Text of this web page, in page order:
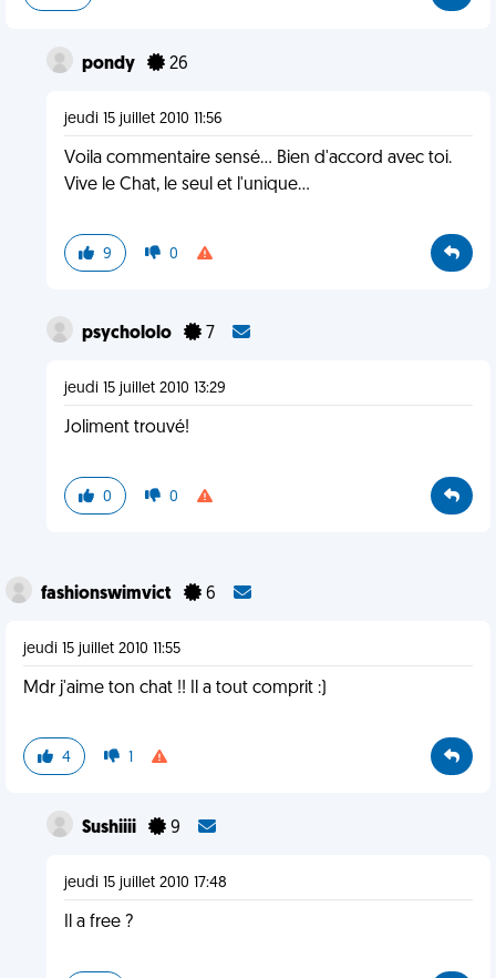
pondy 26
jeudi 15 juillet 2010 11:56
Voila commentaire sensé... Bien d'accord avec toi.
Vive le Chat, le seul et l'unique...
9 0
psychololo 7
jeudi 15 juillet 2010 13:29
Joliment trouvé!
0 0
fashionswimvict 6
jeudi 15 juillet 2010 11:55
Mdr j'aime ton chat !! Il a tout comprit :)
4 1
Sushiiii 9
jeudi 15 juillet 2010 17:48
Il a free ?